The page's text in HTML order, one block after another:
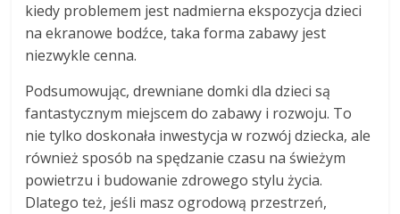
kiedy problemem jest nadmierna ekspozycja dzieci
na ekranowe bodźce, taka forma zabawy jest
niezwykle cenna.
Podsumowując, drewniane domki dla dzieci są
fantastycznym miejscem do zabawy i rozwoju. To
nie tylko doskonała inwestycja w rozwój dziecka, ale
również sposób na spędzanie czasu na świeżym
powietrzu i budowanie zdrowego stylu życia.
Dlatego też, jeśli masz ogrodową przestrzeń,